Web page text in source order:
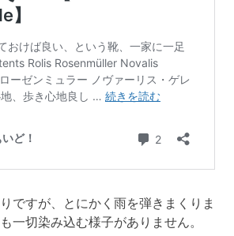
ですが、とにかく雨を弾きまくりま
一切染み込む様子がありません。